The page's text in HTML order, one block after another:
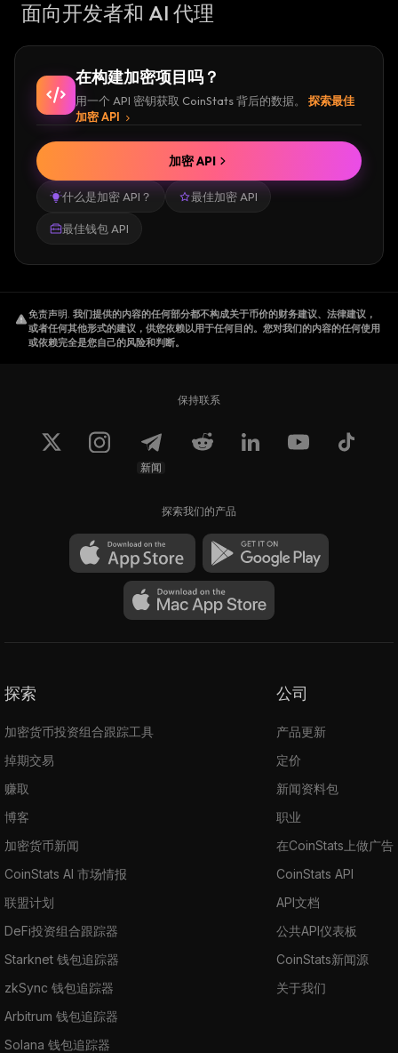
面向开发者和 AI 代理
在构建加密项目吗？
用一个 API 密钥获取 CoinStats 背后的数据。
探索最佳
加密 API
什么是加密 API？ 最佳加密 API
最佳钱包 API
加密 API
免责声明. 我们提供的内容的任何部分都不构成关于币价的财务建议、法律建议，
或者任何其他形式的建议，供您依赖以用于任何目的。您对我们的内容的任何使用
或依赖完全是您自己的风险和判断。
保持联系
新闻
探索我们的产品
探索
加密货币投资组合跟踪工具
掉期交易
赚取
博客
加密货币新闻
CoinStats AI 市场情报
联盟计划
DeFi投资组合跟踪器
Starknet 钱包追踪器
zkSync 钱包追踪器
Arbitrum 钱包追踪器
Solana 钱包追踪器
公司
产品更新
定价
新闻资料包
职业
在CoinStats上做广告
CoinStats API
API文档
公共API仪表板
CoinStats新闻源
关于我们